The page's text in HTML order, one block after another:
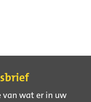
wat er in uw